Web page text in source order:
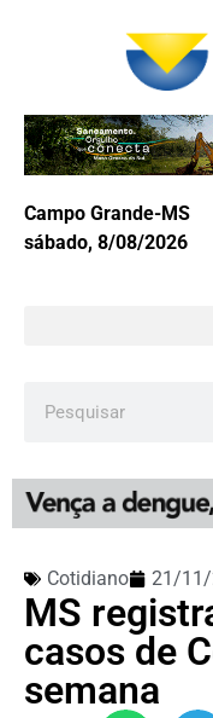
Campo Grande-MS
sábado, 8/08/2026
Cotidiano 21/11/
MS
casos de
semana